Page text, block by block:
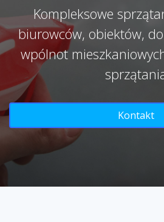
Kompleksowe
biurowców, obiektów,
wpólnot
Kontakt